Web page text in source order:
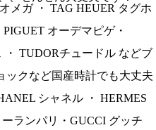
メガ ・ TAG HEUER タグホ
オーデマピゲ・
・ TUDORチュードル などブ
ックなど国産時計でも大丈夫
シャネル ・ HERMES
ランパリ・GUCCI グッチ